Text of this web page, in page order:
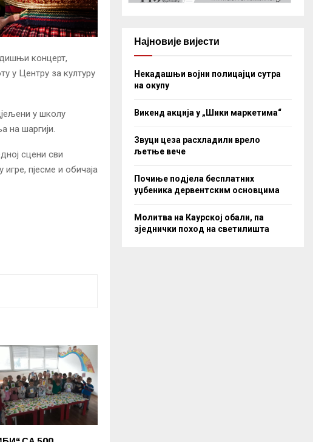
концерт,
у Центру за културу
у школу
на шаргији.
сцени сви
пјесме и обичаја
Најновије вијести
Некадашњи војни полицајци сутра
на окупу
Викенд акција у „Шики маркетима“
Звуци цеза расхладили врело
љетње вече
Почиње подјела бесплатних
уџбеника дервентским основцима
Молитва на Каурској обали, па
зједнички поход на светилишта